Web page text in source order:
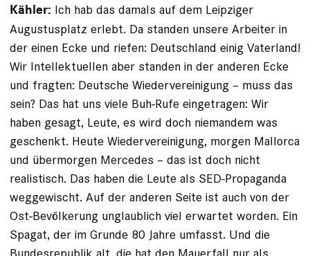
Kähler: Ich hab das damals auf dem Leipziger
Augustusplatz erlebt. Da standen unsere Arbeiter in
der einen Ecke und riefen: Deutschland einig Vaterland!
Wir Intellektuellen aber standen in der anderen Ecke
und fragten: Deutsche Wiedervereinigung – muss das
sein? Das hat uns viele Buh-Rufe eingetragen: Wir
haben gesagt, Leute, es wird doch niemandem was
geschenkt. Heute Wiedervereinigung, morgen Mallorca
und übermorgen Mercedes – das ist doch nicht
realistisch. Das haben die Leute als SED-Propaganda
weggewischt. Auf der anderen Seite ist auch von der
Ost-Bevölkerung unglaublich viel erwartet worden. Ein
Spagat, der im Grunde 80 Jahre umfasst. Und die